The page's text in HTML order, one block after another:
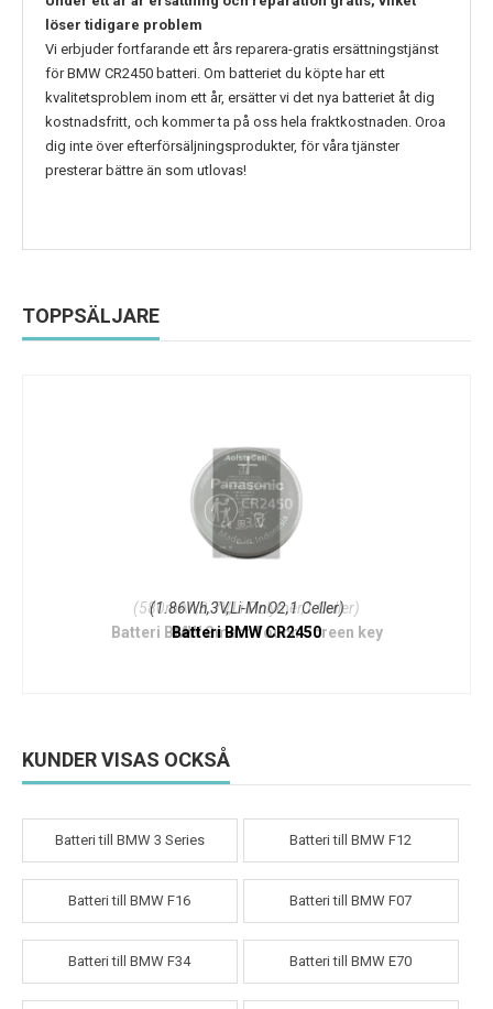
löser tidigare problem
Vi erbjuder fortfarande ett års reparera-gratis ersättningstjänst
förBMW CR2450 batteri. Om batteriet du köpte har ett
kvalitetsproblem inom ett år, ersätter vi det nya batteriet åt dig
kostnadsfritt, och kommer ta på oss hela fraktkostnaden. Oroa
dig inte över efterförsäljningsprodukter, för våra tjänster
presterar bättre än som utlovas!
TOPPSÄLJARE
(580mAh,3.7V,Li-Polymer,1 Celler)
Batteri BMW Smart Touch Screen key
(1.86Wh,3V,Li-MnO2,1 Celler)
Batteri BMW CR2450
KUNDER VISAS OCKSÅ
Batteri till BMW 3 Series Batteri till BMW F12
Batteri till BMW F16 Batteri till BMW F07
Batteri till BMW F34 Batteri till BMW E70